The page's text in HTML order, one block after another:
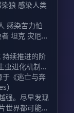
狼 感染人类
感染苦力怕
坦克 灾厄者
持续推进的阶
虫进化机制
于《逃亡与奔
）
强。尽早发现
世界都可能被